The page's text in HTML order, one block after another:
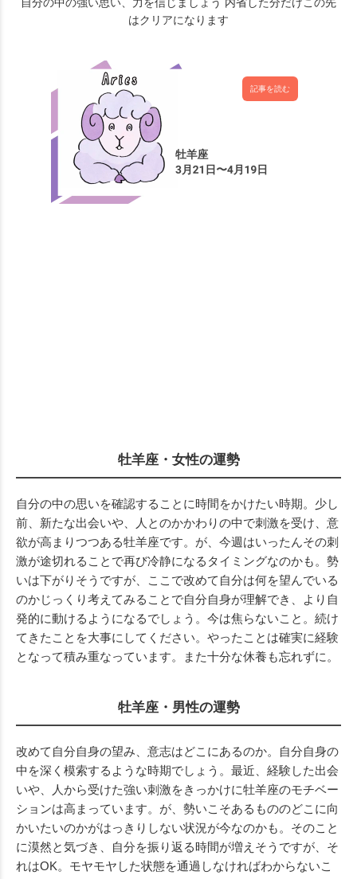
はクリアになります
記事を読む
牡羊座・女性の運勢
自分の中の思いを確認することに時間をかけたい時期。少し
前、新たな出会いや、人とのかかわりの中で刺激を受け、意
欲が高まりつつある牡羊座です。が、今週はいったんその刺
激が途切れることで再び冷静になるタイミングなのかも。勢
いは下がりそうですが、ここで改めて自分は何を望んでいる
のかじっくり考えてみることで自分自身が理解でき、より自
発的に動けるようになるでしょう。今は焦らないこと。続け
てきたことを大事にしてください。やったことは確実に経験
となって積み重なっています。また十分な休養も忘れずに。
牡羊座・男性の運勢
改めて自分自身の望み、意志はどこにあるのか。自分自身の
中を深く模索するような時期でしょう。最近、経験した出会
いや、人から受けた強い刺激をきっかけに牡羊座のモチベー
ションは高まっています。が、勢いこそあるもののどこに向
かいたいのかがはっきりしない状況が今なのかも。そのこと
に漠然と気づき、自分を振り返る時間が増えそうですが、そ
れはOK。モヤモヤした状態を通過しなければわからないこ